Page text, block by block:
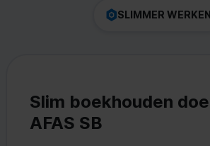
SLIMMER WERKEN
Slim boekhouden
AFAS SB